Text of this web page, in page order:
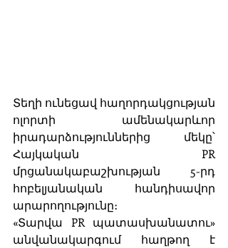
Տեղի ունեցավ հաղորդակցության
ոլորտի ամենակարևոր
իրադարձություններից մեկը՝
Հայկական PR
մրցանակաբաշխության 5-րդ
հոբելյանական հանդիսավոր
արարողությունը։
«Տարվա PR պատասխանատու»
անվանակարգում հաղթող է